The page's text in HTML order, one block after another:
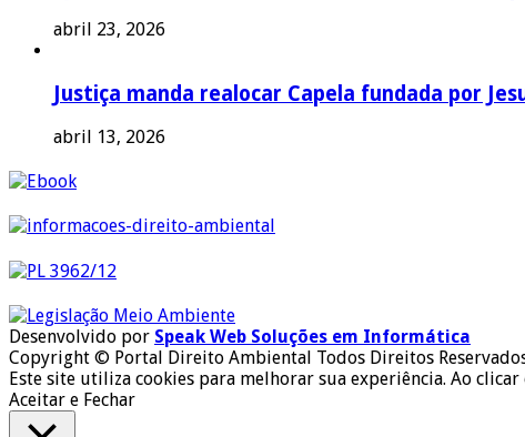
abril 23, 2026
Justiça manda realocar Capela fundada por
abril 13, 2026
Desenvolvido por Speak Web Soluções em Informática
Copyright © Portal Direito Ambiental Todos Direitos
Este site utiliza cookies para melhorar sua experiência. Ao
Aceitar e Fechar